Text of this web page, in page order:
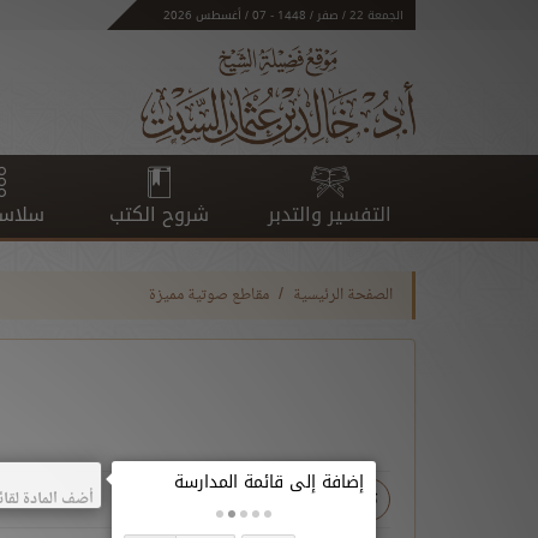
الجمعة 22 / صفر / 1448 - 07 / أغسطس 2026
التفسير والتدبر شروح الكتب
الصفحة الرئيسية مقاطع صوتية مميزة
تحميل أضف المادة